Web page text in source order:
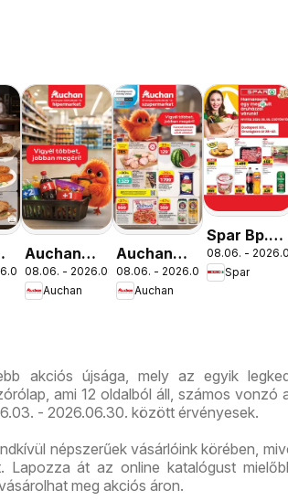
Auchan
Mennyiségi
kedvezmény
08.06. - 2026.08.19.
Auchan
Auchan
Szupermarket
akciós
08.06. - 2026.08.12.
Auchan
Spar Bp.
XIII.
Országbíró
08.06. -
Spar
akciós újsága, mely az egyik
ami 12 oldalból áll, számos vonzó
- 2026.06.30. között érvényesek.
népszerűek vásárlóink körében,
Lapozza át az online katalógust
meg akciós áron.